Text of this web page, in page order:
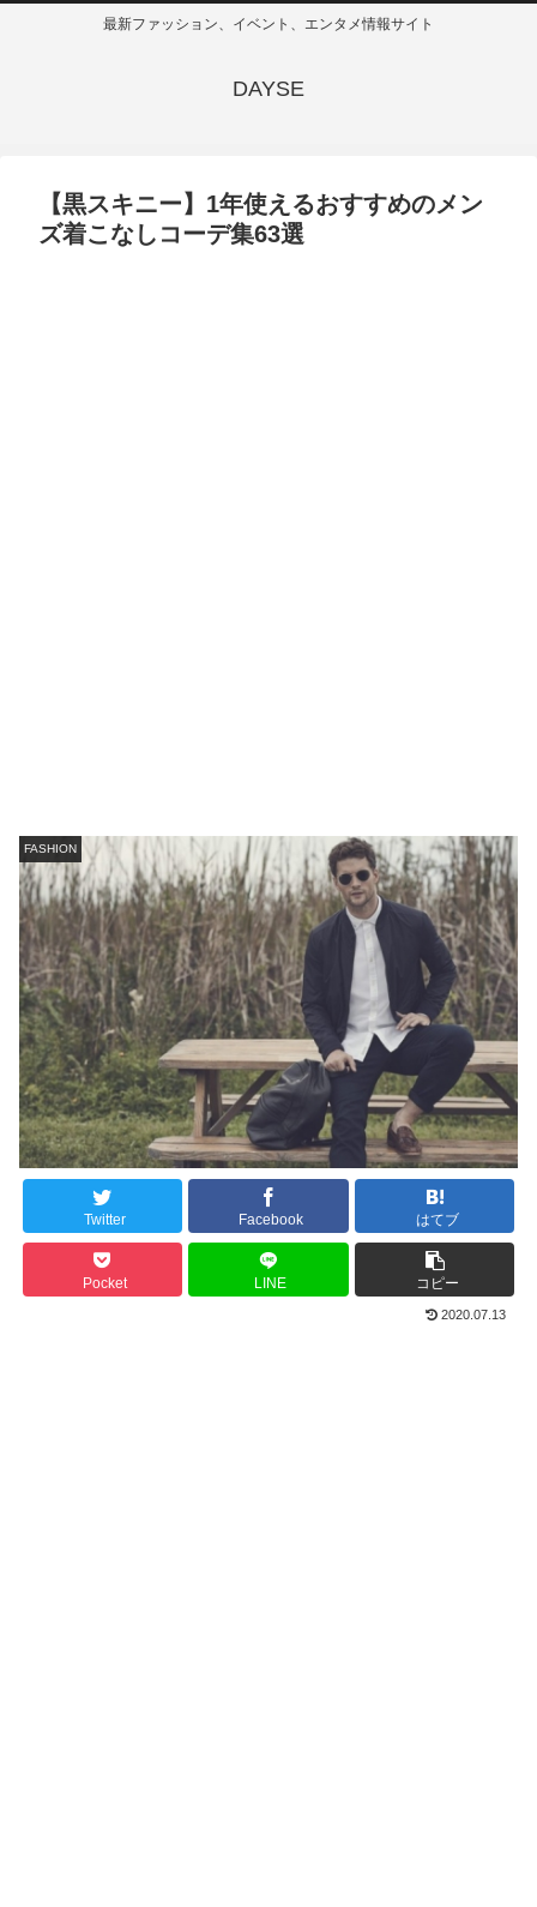
最新ファッション、イベント、エンタメ情報サイト
DAYSE
【黒スキニー】1年使えるおすすめのメン
ズ着こなしコーデ集63選
FASHION
Twitter Facebook はてブ
Pocket LINE コピー
2020.07.13